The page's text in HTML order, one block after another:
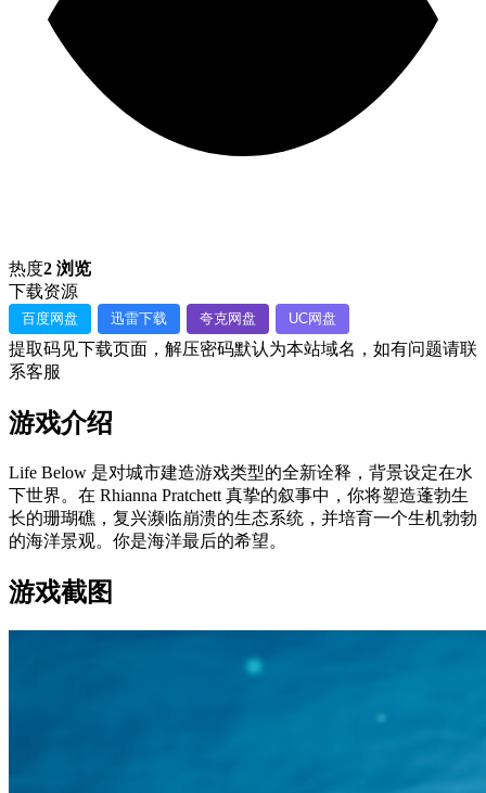
热度2 浏览
下载资源
百度网盘 迅雷下载 夸克网盘 UC网盘
提取码见下载页面，解压密码默认为本站域名，如有问题请联
系客服
游戏介绍
Life Below 是对城市建造游戏类型的全新诠释，背景设定在水
下世界。在 Rhianna Pratchett 真挚的叙事中，你将塑造蓬勃生
长的珊瑚礁，复兴濒临崩溃的生态系统，并培育一个生机勃勃
的海洋景观。你是海洋最后的希望。
游戏截图